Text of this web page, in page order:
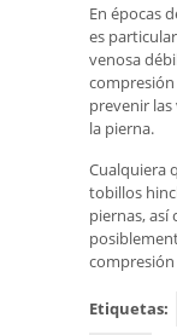
En épocas
es
venosa
compresión
prevenir las
la pierna.
Cualquiera
tobillos
piernas, así
Etiquetas: